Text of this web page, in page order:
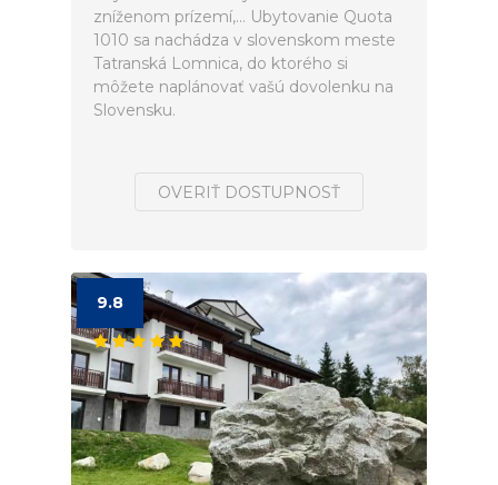
zníženom prízemí,... Ubytovanie Quota
1010 sa nachádza v slovenskom meste
Tatranská Lomnica, do ktorého si
môžete naplánovať vašú dovolenku na
Slovensku.
OVERIŤ DOSTUPNOSŤ
9.8